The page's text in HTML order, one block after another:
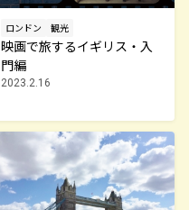
ロンドン 観光
映画で旅するイギリス・入
門編
2023.2.16